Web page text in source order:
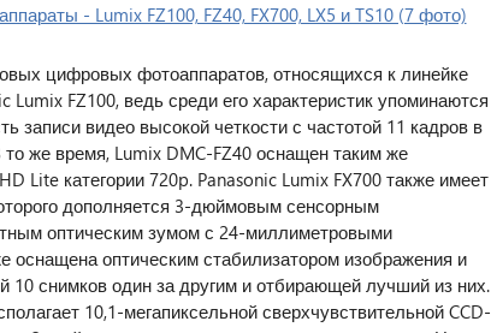
цифровых фотоаппаратов, относящихся к линейке
Lumix FZ100, ведь среди его характеристик упоминаются
записи видео высокой четкости с частотой 11 кадров в
же время, Lumix DMC-FZ40 оснащен таким же
Lite категории 720p. Panasonic Lumix FX700 также имеет
дополняется 3-дюймовым сенсорным
оптическим зумом с 24-миллиметровыми
оснащена оптическим стабилизатором изображения и
снимков один за другим и отбирающей лучший из них.
10,1-мегапиксельной сверхчувствительной CCD-